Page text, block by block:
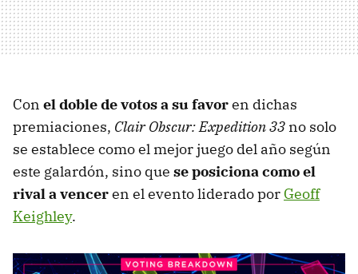
Con el doble de votos a su favoren dichas
premiaciones, Clair Obscur: Expedition 33 no solo
se establece como el mejor juego del año según
este galardón, sino que se posiciona como el
rival a venceren el evento liderado por Geoff
Keighley.